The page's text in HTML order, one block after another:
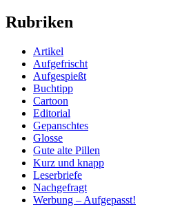
Rubriken
Artikel
Aufgefrischt
Aufgespießt
Buchtipp
Cartoon
Editorial
Gepanschtes
Glosse
Gute alte Pillen
Kurz und knapp
Leserbriefe
Nachgefragt
Werbung – Aufgepasst!